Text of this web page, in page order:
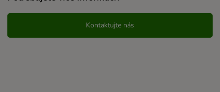
Kontaktujte nás